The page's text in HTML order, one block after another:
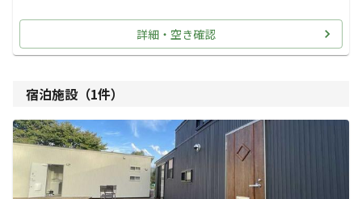
詳細・空き確認
宿泊施設（1件）